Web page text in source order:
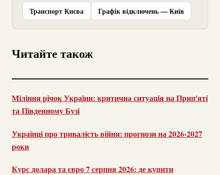
Транспорт Києва Графік відключень — Київ
Читайте також
Міління річок України: критична ситуація на Прип'яті
та Південному Бузі
Українці про тривалість війни: прогнози на 2026-2027
роки
Курс долара та євро 7 серпня 2026: де купити